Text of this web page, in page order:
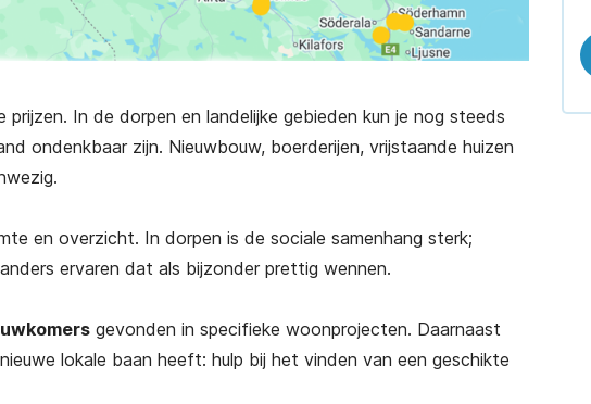
In de dorpen en landelijke gebieden kun je nog steeds
ondenkbaar zijn. Nieuwbouw, boerderijen, vrijstaande huizen
en overzicht. In dorpen is de sociale samenhang sterk;
ervaren dat als bijzonder prettig wennen.
gevonden in specifieke woonprojecten. Daarnaast
lokale baan heeft: hulp bij het vinden van een geschikte